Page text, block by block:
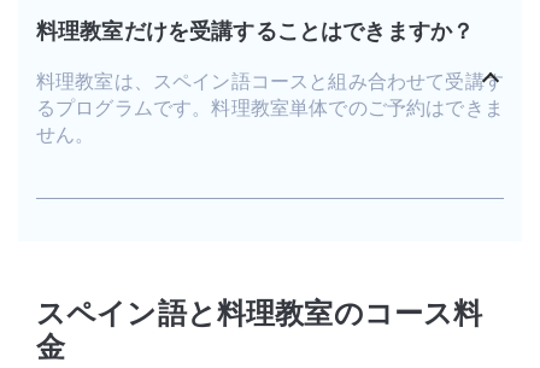
料理教室だけを受講することはできますか？
料理教室は、スペイン語コースと組み合わせて受講す
るプログラムです。料理教室単体でのご予約はできま
せん。
スペイン語と料理教室のコース料
金